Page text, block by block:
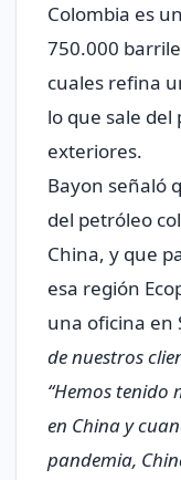
Colombia es
750.000
cuales refina
lo que sale del
exteriores.
Bayon señaló
del petróleo
China, y que
esa región
una oficina en
de nuestros
“Hemos tenido
en China y
pandemia,